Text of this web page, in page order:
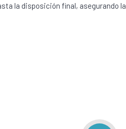
la disposición final, asegurando la